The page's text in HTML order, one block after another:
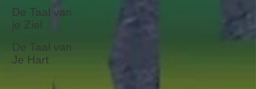
De Taal van
je Ziel
De Taal van
Je Hart